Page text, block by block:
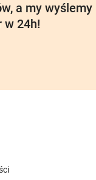
a my wyślemy
w 24h!